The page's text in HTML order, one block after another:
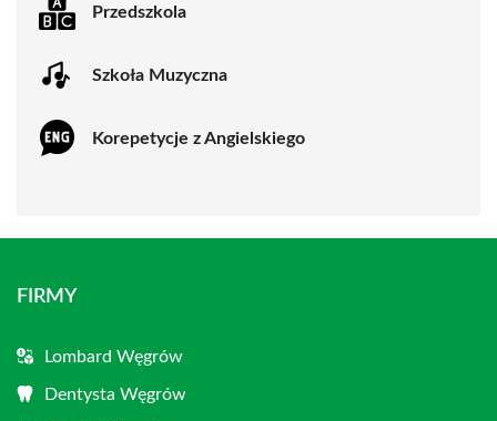
Przedszkola
Szkoła Muzyczna
Korepetycje z Angielskiego
FIRMY
Lombard Węgrów
Dentysta Węgrów